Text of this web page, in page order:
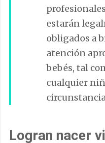
estarán
obligados a
atención
bebés, tal
cualquier
Logran nacer